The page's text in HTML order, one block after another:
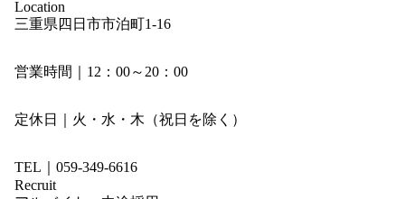
Location
三重県四日市市泊町1-16
営業時間｜12：00～20：00
定休日｜火・水・木（祝日を除く）
TEL｜059-349-6616
Recruit